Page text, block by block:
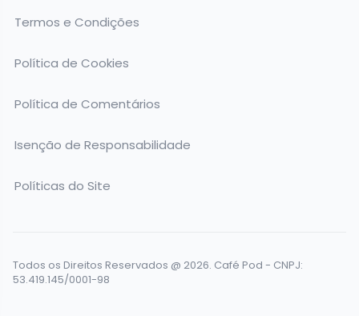
Termos e Condições
Política de Cookies
Política de Comentários
Isenção de Responsabilidade
Políticas do Site
Todos os Direitos Reservados @ 2026. Café Pod - CNPJ:
53.419.145/0001-98